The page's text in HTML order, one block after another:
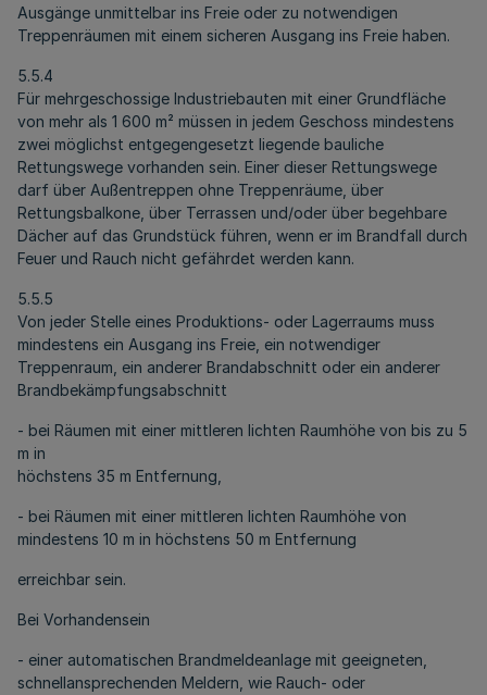
Ausgänge unmittelbar ins Freie oder zu notwendigen
Treppenräumen mit einem sicheren Ausgang ins Freie haben.
5.5.4
Für mehrgeschossige Industriebauten mit einer Grundfläche
von mehr als 1 600 m² müssen in jedem Geschoss mindestens
zwei möglichst entgegengesetzt liegende bauliche
Rettungswege vorhanden sein. Einer dieser Rettungswege
darf über Außentreppen ohne Treppenräume, über
Rettungsbalkone, über Terrassen und/oder über begehbare
Dächer auf das Grundstück führen, wenn er im Brandfall durch
Feuer und Rauch nicht gefährdet werden kann.
5.5.5
Von jeder Stelle eines Produktions- oder Lagerraums muss
mindestens ein Ausgang ins Freie, ein notwendiger
Treppenraum, ein anderer Brandabschnitt oder ein anderer
Brandbekämpfungsabschnitt
- bei Räumen mit einer mittleren lichten Raumhöhe von bis zu 5
m in
höchstens 35 m Entfernung,
- bei Räumen mit einer mittleren lichten Raumhöhe von
mindestens 10 m in höchstens 50 m Entfernung
erreichbar sein.
Bei Vorhandensein
- einer automatischen Brandmeldeanlage mit geeigneten,
schnellansprechenden Meldern, wie Rauch- oder